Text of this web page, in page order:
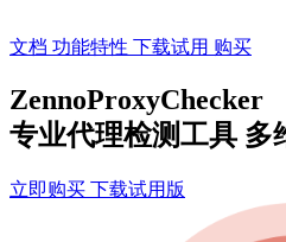
文档 功能特性 下载试用 购买
ZennoProxyChecker
专业代理检测工具 多
立即购买 下载试用版